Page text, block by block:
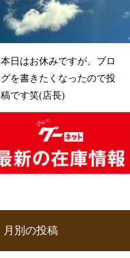
本日はお休みですが、ブロ
グを書きたくなったので投
稿です笑(店長)
月別の投稿